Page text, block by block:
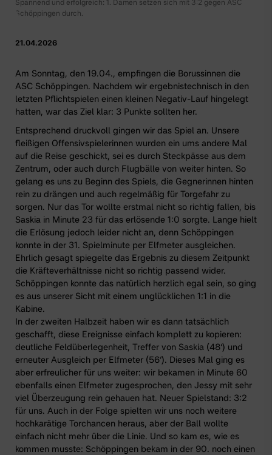
Spannend und erfolgreich: 1. Damen setzen sich mit 3:2 gegen ASC
Schöppingen durch.
21.04.2026
Am Sonntag, den 19.04., empfingen die Borussinnen die
ASC Schöppingen. Nachdem wir ergebnistechnisch in den
letzten Pflichtspielen einen kleinen Negativ-Lauf hingelegt
hatten, war das Ziel klar: 3 Punkte sollten her.
Entsprechend druckvoll gingen wir das Spiel an. Unsere
fleißigen Offensivspielerinnen wurden ein ums andere Mal
auf die Reise geschickt, sei es durch Steckpässe aus dem
Zentrum, oder auch durch Flugbälle von weiter hinten. So
gelang es uns zu Beginn des Spiels, die Gegnerinnen hinten
rein zu drängen und auch regelmäßig für Torgefahr zu
sorgen. Nur das Tor wollte erstmal nicht so richtig fallen, bis
Saskia in Minute 23 für das erlösende 1:0 sorgte. Lange hielt
die Erlösung jedoch leider nicht an, denn Schöppingen
konnte in der 31. Spielminute per Elfmeter ausgleichen.
Ehrlich gesagt spiegelte das Ergebnis zu diesem Zeitpunkt
die Kräfteverhältnisse nicht so richtig passend wider.
Schöppingen konnte das natürlich herzlich egal sein, so ging
es aus unserer Sicht mit einem unglücklichen 1:1 in die
Kabine.
In der zweiten Halbzeit haben wir es dann tatsächlich
geschafft, diese Ereignisse einfach komplett zu kopieren:
deutliche Feldüberlegenheit, Treffer von Saskia (48‘) und
erneuter Ausgleich per Elfmeter (56‘). Dieses Mal ging es
aber erfreulicher für uns weiter: wir bekamen in Minute 60
ebenfalls einen Elfmeter zugesprochen, den Jessy mit sehr
viel Überzeugung rein gehauen hat. Neuer Spielstand: 3:2
für uns. Auch in der Folge spielten wir uns noch weitere
hochkarätige Torchancen heraus, aber der Ball wollte
einfach nicht mehr über die Linie. Und so kam es, wie es
kommen musste: Schöppingen bekam in der 90. noch einen